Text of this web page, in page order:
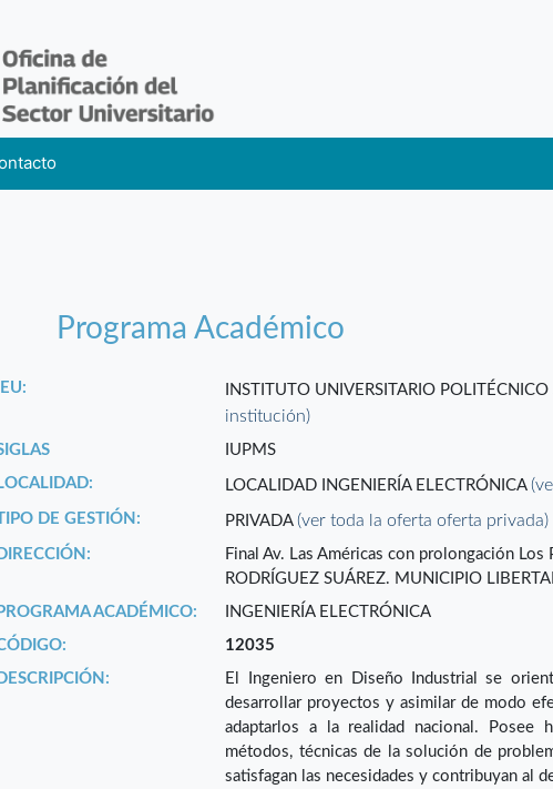
Programa Académico
IEU: INSTITUTO UNIVERSITARIO
institución)
IUPMS
LOCALIDAD:
LOCALIDAD INGENIERÍA ELECTRÓNICA
DE GESTIÓN: PRIVADA(ver toda la oferta oferta privada)
DIRECCIÓN:
Final Av. Las Américas con prolongación
RODRÍGUEZ SUÁREZ. MUNICIPIO
PROGRAMA ACADÉMICO:
INGENIERÍA ELECTRÓNICA
12035
DESCRIPCIÓN:
El Ingeniero en Diseño Industrial se
desarrollar proyectos y asimilar de modo
adaptarlos a la realidad nacional. Posee
métodos, técnicas de la solución de
satisfagan las necesidades y contribuyan al